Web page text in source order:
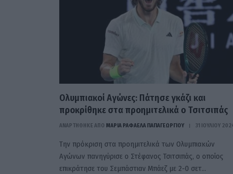
Ολυμπιακοί Αγώνες: Πάτησε γκάζι και
προκρίθηκε στα προημιτελικά ο Τσιτσιπάς
ΑΝΑΡΤΗΘΗΚΕ ΑΠΟ ΜΑΡΊΑ ΡΑΦΑΈΛΑ ΠΑΠΑΓΕΩΡΓΊΟΥ 31 ΙΟΥΛΊΟΥ
Την πρόκριση στα προημιτελικά των Ολυμπιακών
Αγώνων πανηγύρισε ο Στέφανος Τσιτσιπάς, ο οποίος
επικράτησε του Σεμπάστιαν Μπάεζ με 2-0 σετ…